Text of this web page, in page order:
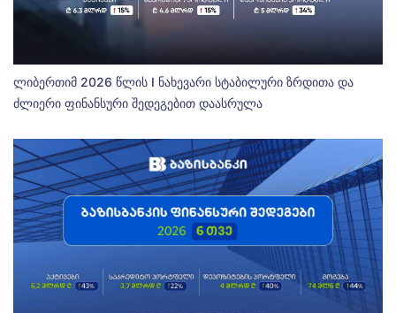
ლიბერთიმ 2026 წლის I ნახევარი სტაბილური ზრდითა და
ძლიერი ფინანსური შედეგებით დაასრულა